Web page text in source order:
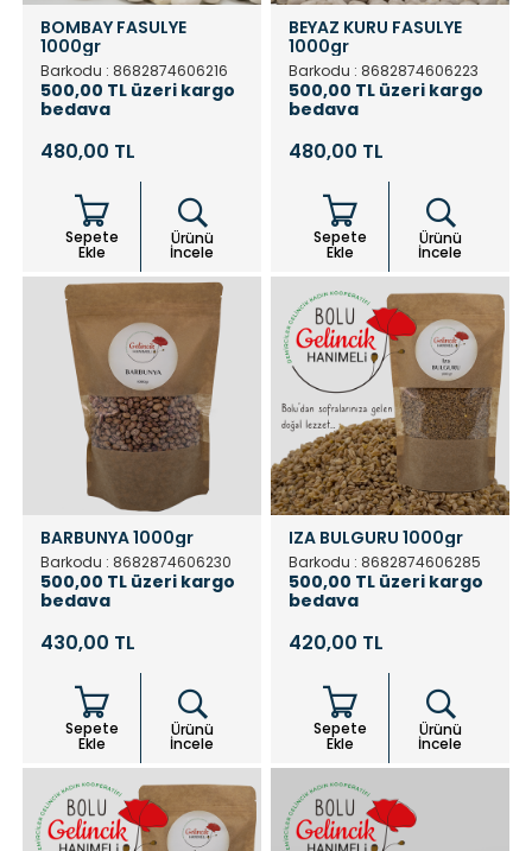
BOMBAY FASULYE
1000gr
Barkodu : 8682874606216
500,00 TL üzeri kargo
bedava
480,00 TL
Sepete
Ekle
Ürünü
İncele
BEYAZ KURU FASULYE
1000gr
Barkodu : 8682874606223
500,00 TL üzeri kargo
bedava
480,00 TL
Sepete
Ekle
Ürünü
İncele
BARBUNYA 1000gr
Barkodu : 8682874606230
500,00 TL üzeri kargo
bedava
430,00 TL
Sepete
Ekle
Ürünü
İncele
IZA BULGURU 1000gr
Barkodu : 8682874606285
500,00 TL üzeri kargo
bedava
420,00 TL
Sepete
Ekle
Ürünü
İncele